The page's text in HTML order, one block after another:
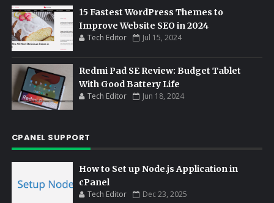
15 Fastest WordPress Themes to
Improve Website SEO in 2024
Tech Editor Jul 15, 2024
Redmi Pad SE Review: Budget Tablet
With Good Battery Life
Tech Editor Jun 18, 2024
CPANEL SUPPORT
How to Set up Node.js Application in
cPanel
Tech Editor Dec 23, 2025